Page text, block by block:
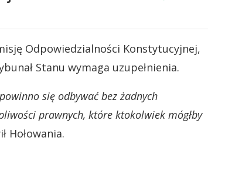
Odpowiedzialności Konstytucyjnej,
Stanu wymaga uzupełnienia.
się odbywać bez żadnych
prawnych, które ktokolwiek mógłby
Hołowania.